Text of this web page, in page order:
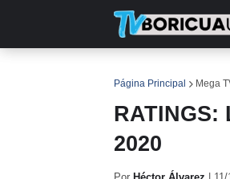
Página Principal Mega
2020